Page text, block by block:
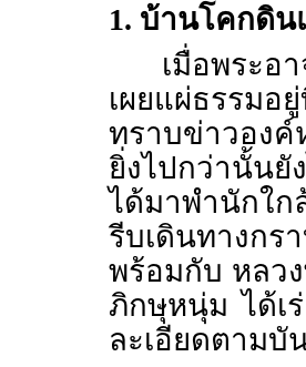
1. บ้านโคกดิ
เมื่อพระอ
เผยแผ่ธรรม
ทราบข่าวอง
ยิ่งไปกว่านั้น
ได้มาพำนักใก
รีบเดินทางก
พร้อมกับ หลว
ภิกษุหนุ่ม ได้เ
ละเอียดตามบั